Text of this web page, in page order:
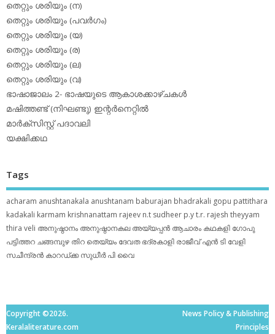
തെറ്റും ശരിയും (ന)
തെറ്റും ശരിയും (പവര്‍ഗം)
തെറ്റും ശരിയും (യ)
തെറ്റും ശരിയും (ര)
തെറ്റും ശരിയും (ല)
തെറ്റും ശരിയും (വ)
ഭാഷാജാലം 2- ഭാഷയുടെ ആകാശക്കാഴ്ചകള്‍
മഷിത്തണ്ട് (നിഘണ്ടു) ഇന്റര്‍നെറ്റില്‍
മാര്‍ക്‌സിസ്റ്റ് പദാവലി
യക്ഷിക്കഥ
Tags
acharam anushtanakala anushtanam baburajan bhadrakali gopu pattithara
kadakali karmam krishnanattam rajeev n.t sudheer p.yt.r. rajesh theyyam
thira veli അനുഷ്ഠാനം അനുഷ്ഠാനകല അയ്യപ്പന്‍ ആചാരം കഥകളി ഗോപു
പട്ടിത്തറ ചങ്ങമ്പുഴ തിറ തെയ്യം ദേവത ഭദ്രകാളി രാജീവ് എൻ ടി വേളി
സചീന്ദ്രന്‍ കാറഡ്ക്ക സുധീര്‍ പി വൈ
Copyright ©2026.
Keralaliterature.com
News Policy & Publishing
Principles